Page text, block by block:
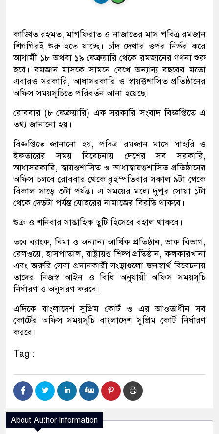
কাঙ্খিত রহমত, মাগফিরাত ও নাজাতের মাস পবিত্র রমজান
শিগগিরই শুরু হতে যাচ্ছে। চাঁদ দেখার ওপর নির্ভর করে
আগামী ১৮ অথবা ১৯ ফেব্রুয়ারি থেকে রমজানের গণনা শুরু
হবে। রমজান মাসকে সামনে রেখে অন্যান্য বছরের মতো
এবারও সরকারি, আধাসরকারি ও স্বায়ত্তশাসিত প্রতিষ্ঠানের
অফিস সময়সূচিতে পরিবর্তন আনা হয়েছে।
রোববার (৮ ফেব্রুয়ারি) এক সরকারি সংবাদ বিজ্ঞপ্তিতে এ
তথ্য জানানো হয়।
বিজ্ঞপ্তিতে জানানো হয়, পবিত্র রমজান মাসে সাহরি ও
ইফতারের সময় বিবেচনায় দেশের সব সরকারি,
আধাসরকারি, স্বায়ত্তশাসিত ও আধাস্বায়ত্তশাসিত প্রতিষ্ঠানের
অফিস চলবে রোববার থেকে বৃহস্পতিবার সকাল ৯টা থেকে
বিকাল সাড়ে ৩টা পর্যন্ত। এ সময়ের মধ্যে দুপুর সোয়া ১টা
থেকে দেড়টা পর্যন্ত যোহরের নামাজের বিরতি থাকবে।
শুক্র ও শনিবার সাপ্তাহিক ছুটি হিসেবে বহাল থাকবে।
তবে ব্যাংক, বিমা ও অন্যান্য আর্থিক প্রতিষ্ঠান, ডাক বিভাগ,
রেলওয়ে, হাসপাতাল, রাষ্ট্রায়ত্ত শিল্প প্রতিষ্ঠান, কলকারখানা
এবং জরুরি সেবা প্রদানকারী সংস্থাগুলো জনস্বার্থ বিবেচনায়
তাদের নিজস্ব আইন ও বিধি অনুযায়ী অফিস সময়সূচি
নির্ধারণ ও অনুসরণ করবে।
এদিকে বাংলাদেশ সুপ্রিম কোর্ট ও এর আওতাধীন সব
কোর্টের অফিস সময়সূচি বাংলাদেশ সুপ্রিম কোর্ট নির্ধারণ
করবে।
Tag :
About Author Information